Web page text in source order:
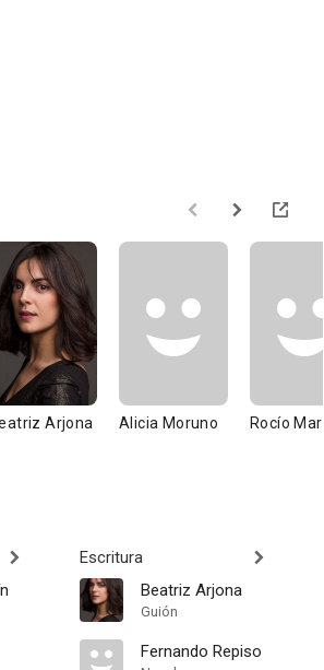
Arjona Alicia Moruno Rocío
Escritura
Beatriz Arjona
Guión
Fernando Repiso